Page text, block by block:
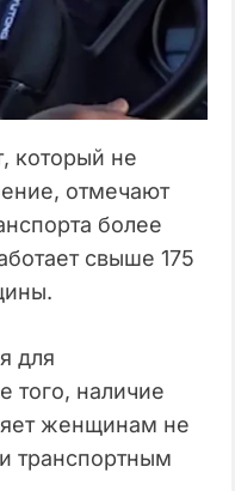
который не
отмечают
более
свыше 175
для
того, наличие
женщинам не
транспортным